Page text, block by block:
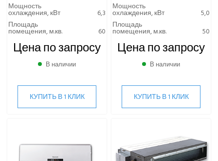
Мощность
охлаждения, кВт
6,3
Площадь
помещения, м.кв. 60
Цена по запросу
В наличии
КУПИТЬ В 1 КЛИК
Мощность
охлаждения, кВт
5,0
Площадь
помещения, м.кв. 50
Цена по запросу
В наличии
КУПИТЬ В 1 КЛИК